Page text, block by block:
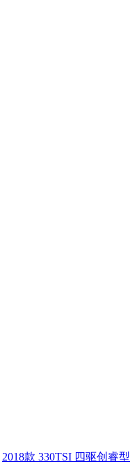
2018款 330TSI 四驱创睿型